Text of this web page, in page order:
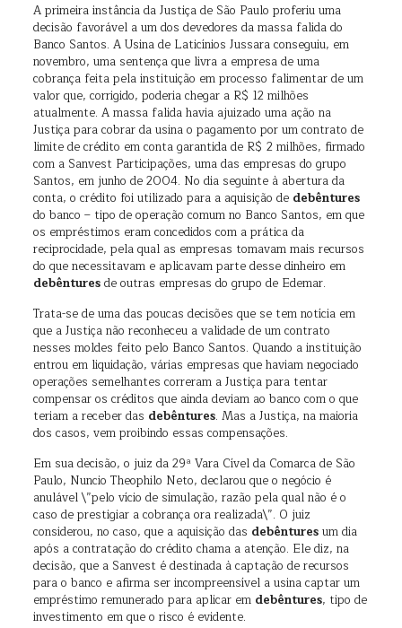
A primeira instância da Justiça de São Paulo proferiu uma
decisão favorável a um dos devedores da massa falida do
Banco Santos. A Usina de Laticínios Jussara conseguiu, em
novembro, uma sentença que livra a empresa de uma
cobrança feita pela instituição em processo falimentar de um
valor que, corrigido, poderia chegar a R$ 12 milhões
atualmente. A massa falida havia ajuizado uma ação na
Justiça para cobrar da usina o pagamento por um contrato de
limite de crédito em conta garantida de R$ 2 milhões, firmado
com a Sanvest Participações, uma das empresas do grupo
Santos, em junho de 2004. No dia seguinte à abertura da
conta, o crédito foi utilizado para a aquisição de debêntures
do banco – tipo de operação comum no Banco Santos, em que
os empréstimos eram concedidos com a prática da
reciprocidade, pela qual as empresas tomavam mais recursos
do que necessitavam e aplicavam parte desse dinheiro em
debênturesde outras empresas do grupo de Edemar.
Trata-se de uma das poucas decisões que se tem notícia em
que a Justiça não reconheceu a validade de um contrato
nesses moldes feito pelo Banco Santos. Quando a instituição
entrou em liquidação, várias empresas que haviam negociado
operações semelhantes correram a Justiça para tentar
compensar os créditos que ainda deviam ao banco com o que
teriam a receber das debêntures. Mas a Justiça, na maioria
dos casos, vem proibindo essas compensações.
Em sua decisão, o juiz da 29ª Vara Cível da Comarca de São
Paulo, Nuncio Theophilo Neto, declarou que o negócio é
anulável \”pelo vício de simulação, razão pela qual não é o
caso de prestigiar a cobrança ora realizada\”. O juiz
considerou, no caso, que a aquisição das debênturesum dia
após a contratação do crédito chama a atenção. Ele diz, na
decisão, que a Sanvest é destinada à captação de recursos
para o banco e afirma ser incompreensível a usina captar um
empréstimo remunerado para aplicar em debêntures, tipo de
investimento em que o risco é evidente.